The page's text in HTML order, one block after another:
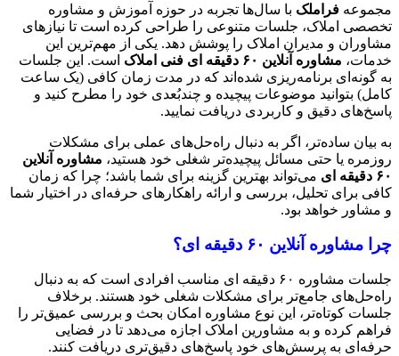
مجموعه فراملک با سال‌ها تجربه در حوزه آموزش و مشاوره
تخصصی املاک، جلسات متنوعی را طراحی کرده است تا نیازهای
مشاوران و مدیران املاک را پوشش دهد. یکی از مهم‌ترین این
خدمات، مشاوره آنلاین ۶۰ دقیقه ای فنی املاک
است. این جلسات
به گونه‌ای برنامه‌ریزی شده‌اند که در مدت زمان کافی (یک ساعت
کامل) بتوانید موضوعات پیچیده و چندبُعدی خود را مطرح کنید و
پاسخ‌های دقیق و کاربردی دریافت نمایید.
به بیان ساده‌تر، اگر به دنبال راه‌حل‌های عملی برای مشکلات
روزمره یا حتی مسائل پیچیده‌تر شغلی خود هستید، مشاوره آنلاین
۶۰ دقیقه ای
می‌تواند بهترین گزینه برای شما باشد؛ چرا که زمان
کافی برای تحلیل، بررسی و ارائه راهکارهای حرفه‌ای در اختیار شما
و مشاور خواهد بود.
چرا مشاوره آنلاین ۶۰ دقیقه ای؟
جلسات مشاوره ۶۰ دقیقه ای مناسب افرادی است که به دنبال
راه‌حل‌های جامع‌تر برای مشکلات شغلی خود هستند. برخلاف
جلسات کوتاه‌تر، این نوع مشاوره امکان بحث و بررسی عمیق‌تر را
فراهم کرده و به مشاورین املاک اجازه می‌دهد تا در فضایی
حرفه‌ای به پرسش‌های خود پاسخ‌های دقیق‌تری دریافت کنند.